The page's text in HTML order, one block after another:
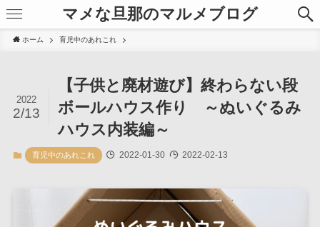
マメな旦那のマルメブログ
ホーム 育児中のあれこれ
【子供と廃材遊び】終わらない段
ボールハウス作り ～ぬいぐるみ
ハウス内装編～
2022
2/13
育児中のあれこれ 2022-01-30 2022-02-13